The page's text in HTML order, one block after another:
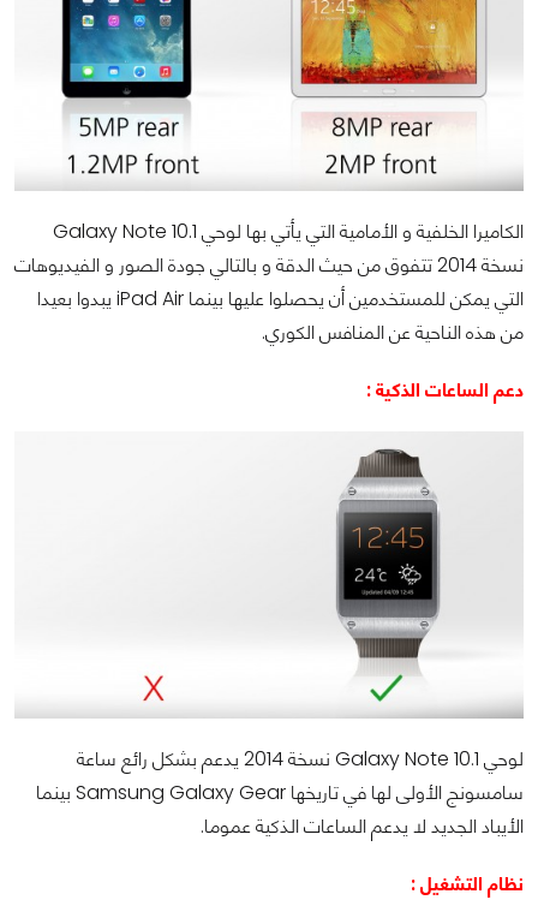
الكاميرا الخلفية و الأمامية التي يأتي بها لوحي Galaxy Note 10.1
نسخة 2014 تتفوق من حيث الدقة و بالتالي جودة الصور و الفيديوهات
التي يمكن للمستخدمين أن يحصلوا عليها بينما iPad Air يبدوا بعيدا
من هذه الناحية عن المنافس الكوري.
دعم الساعات الذكية :
لوحي Galaxy Note 10.1
نسخة 2014 يدعم بشكل رائع ساعة
سامسونج الأولى لها في تاريخها Samsung Galaxy Gear بينما
الأيباد الجديد لا يدعم الساعات الذكية عموما.
نظام التشغيل :